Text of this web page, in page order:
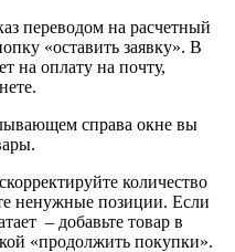
переводом на расчетный
«оставить заявку». В
на оплату на почту,
справа окне вы
количество
ненужные позиции. Если
– добавьте товар в
«продолжить покупки».